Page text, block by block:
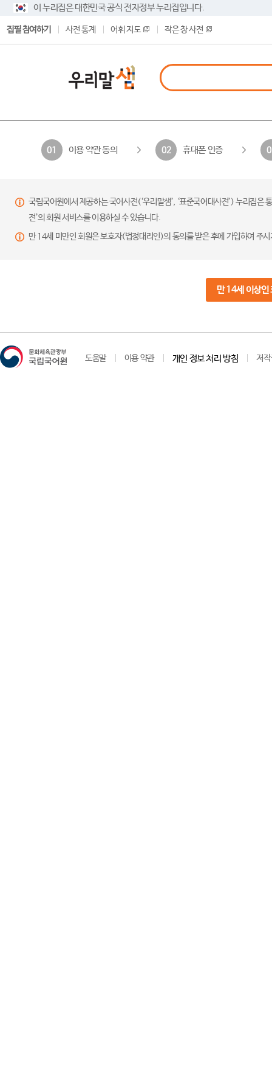
이 누리집은 대한민국 공식 전자정부 누리집입니다.
집필 참여하기 사전 통계 어휘 지도 작은 창 사전
01 이용 약관 동의 02 휴대폰 인증
국립국어원에서 제공하는 국어사전(‘우리말샘’, ‘표준국어대사전’) 누리집
전’의 회원 서비스를 이용하실 수 있습니다.
만 14세 미만인 회원은 보호자(법정대리인)의 동의를 받은 후에 가입하여 주
만 14세 이상인
도움말 이용 약관 개인 정보 처리 방침 저